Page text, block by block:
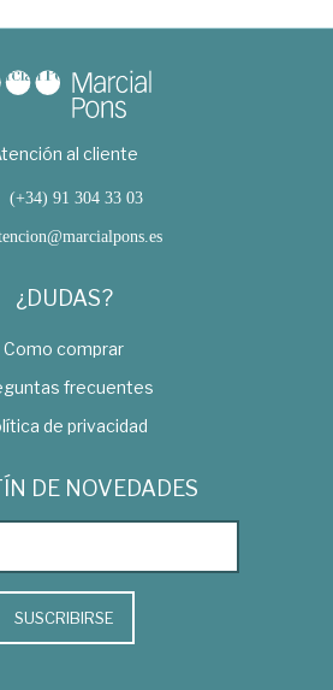
al cliente
(+34) 91 304 33 03
¿DUDAS?
Como comprar
frecuentes
de privacidad
DE NOVEDADES
SUSCRIBIRSE